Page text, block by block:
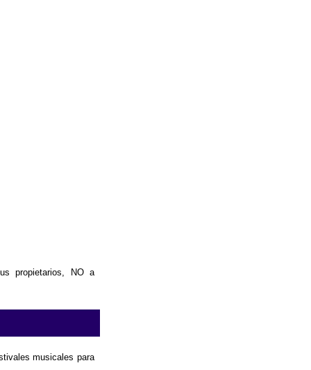
propietarios, NO a
musicales para